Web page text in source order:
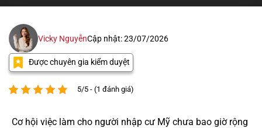
Vicky NguyễnCập nhật: 23/07/2026
Được chuyên gia kiểm duyệt
5/5 - (1 đánh giá)
Cơ hội việc làm cho người nhập cư Mỹ chưa bao giờ rộng